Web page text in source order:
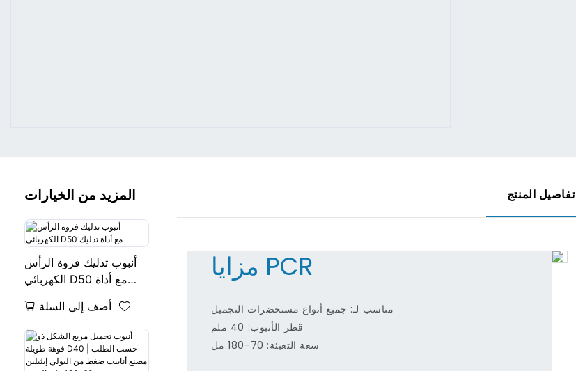
تفاصيل المنتج
مزايا PCR
مناسب لـ: جميع أنواع مستحضرات التجميل
قطر الأنبوب: 40 ملم
سعة التعبئة: 70-180 مل
المزيد من الخيارات
أنبوب تدليك فروة الرأس
الكهربائي D50 مع أداة
أضف إلى السلة